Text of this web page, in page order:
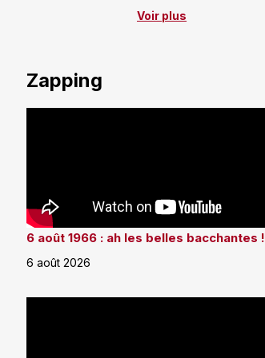
Voir plus
Zapping
6 août 1966 : ah les belles bacchantes !
6 août 2026